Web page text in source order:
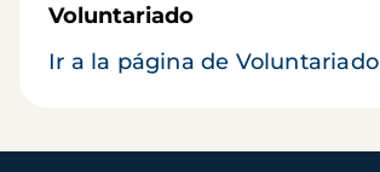
Voluntariado
Ir a la página de Voluntariado